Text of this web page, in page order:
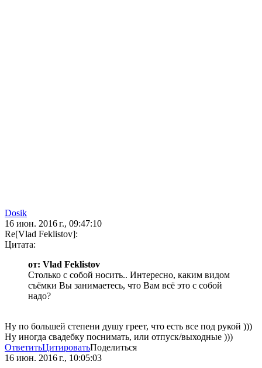
Dosik
16 июн. 2016 г., 09:47:10
Re[Vlad Feklistov]:
Цитата:
от: Vlad Feklistov
Столько с собой носить.. Интересно, каким видом
съёмки Вы занимаетесь, что Вам всё это с собой
надо?
Ну по большей степени душу греет, что есть все под рукой )))
Ну иногда свадебку поснимать, или отпуск/выходные )))
ОтветитьЦитироватьПоделиться
16 июн. 2016 г., 10:05:03